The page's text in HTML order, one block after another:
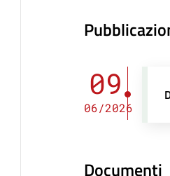
09
06/2026
Documenti